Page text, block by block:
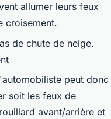
allumer leurs feux
croisement.
de chute de neige.
peut donc
soit les feux de
avant/arrière et